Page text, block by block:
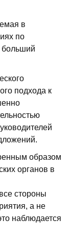
в
по
больший
подхода к
образом
органов в
стороны
а не
наблюдается